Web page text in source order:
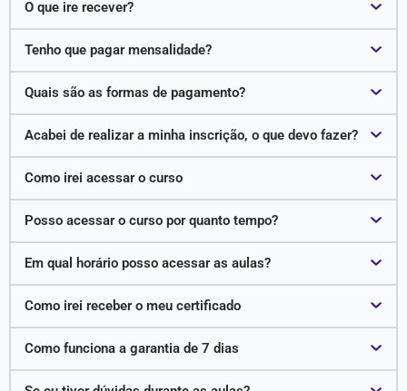
O que ire recever?
Tenho que pagar mensalidade?
Quais são as formas de pagamento?
Acabei de realizar a minha inscrição, o que devo fazer?
Como irei acessar o curso
Posso acessar o curso por quanto tempo?
Em qual horário posso acessar as aulas?
Como irei receber o meu certificado
Como funciona a garantia de 7 dias